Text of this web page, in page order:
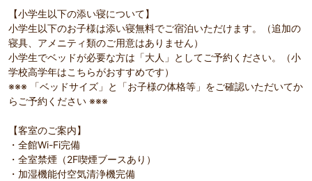
【小学生以下の添い寝について】
小学生以下のお子様は添い寝無料でご宿泊いただけます。（追加の
寝具、アメニティ類のご用意はありません）
小学生でベッドが必要な方は「大人」としてご予約ください。（小
学校高学年はこちらがおすすめです）
※※※ 「ベッドサイズ」と「お子様の体格等」をご確認いただいてか
らご予約ください ※※※
【客室のご案内】
・全館Wi-Fi完備
・全室禁煙（2F喫煙ブースあり）
・加湿機能付空気清浄機完備